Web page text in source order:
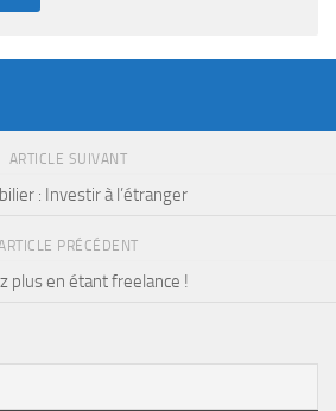
ARTICLE SUIVANT
: Investir à l’étranger
PRÉCÉDENT
plus en étant freelance !